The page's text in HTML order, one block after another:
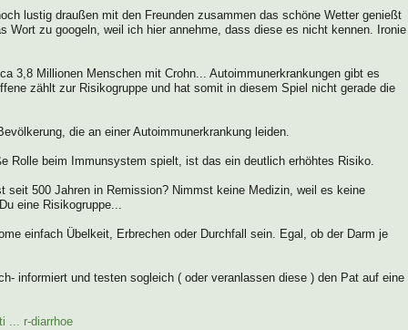
lustig draußen mit den Freunden zusammen das schöne Wetter genießt
Wort zu googeln, weil ich hier annehme, dass diese es nicht kennen. Ironie
3,8 Millionen Menschen mit Crohn... Autoimmunerkrankungen gibt es
zählt zur Risikogruppe und hat somit in diesem Spiel nicht gerade die
die an einer Autoimmunerkrankung leiden.
Rolle beim Immunsystem spielt, ist das ein deutlich erhöhtes Risiko.
seit 500 Jahren in Remission? Nimmst keine Medizin, weil es keine
eine Risikogruppe...
einfach Übelkeit, Erbrechen oder Durchfall sein. Egal, ob der Darm je
informiert und testen sogleich ( oder veranlassen diese ) den Pat auf eine
... r-diarrhoe